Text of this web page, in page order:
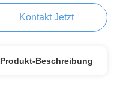
Kontakt Jetzt
Produkt-Beschreibung